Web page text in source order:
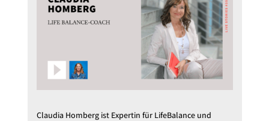
Claudia Homberg ist Expertin für LifeBalance und